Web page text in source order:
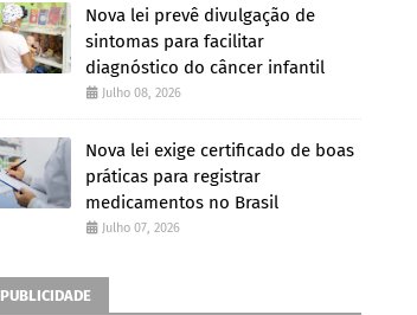
Nova lei prevê divulgação de
sintomas para facilitar
diagnóstico do câncer infantil
Julho 08, 2026
Nova lei exige certificado de boas
práticas para registrar
medicamentos no Brasil
Julho 07, 2026
PUBLICIDADE